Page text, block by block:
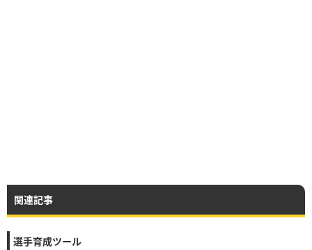
関連記事
選手育成ツール